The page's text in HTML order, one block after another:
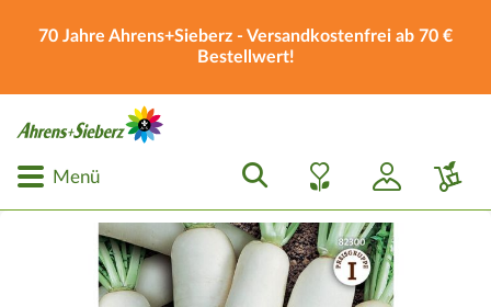
70 Jahre Ahrens+Sieberz - Versandkostenfrei ab 70 €
Bestellwert!
Menü